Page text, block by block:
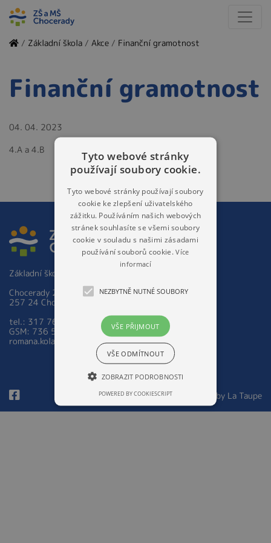
/ Základní škola / Akce / Finanční gramotnost
Finanční gramotnost
04. 04. 2023
4.A a 4.B
Základní škola a Mateřská škola Chocerady 267
Chocerady 267
257 24 Chocerady
tel.: 317 763 521
GSM: 736 535 973
romana.kolarova@zsmschocerady.cz
© 2026 Design by La Taupe
Tyto webové stránky
používají soubory cookie.
Tyto webové stránky používají soubory
cookie ke zlepšení uživatelského
zážitku. Používáním našich webových
stránek souhlasíte se všemi soubory
cookie v souladu s našimi zásadami
používání souborů cookie.Více
informací
NEZBYTNĚ NUTNÉ SOUBORY
VŠE PŘIJMOUT
VŠE ODMÍTNOUT
ZOBRAZIT PODROBNOSTI
POWERED BY COOKIESCRIPT